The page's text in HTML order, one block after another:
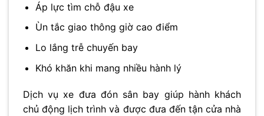
Áp lực tìm chỗ đậu xe
Ùn tắc giao thông giờ cao điểm
Lo lắng trễ chuyến bay
Khó khăn khi mang nhiều hành lý
Dịch vụ xe đưa đón sân bay giúp hành khách
chủ động lịch trình và được đưa đến tận cửa nhà